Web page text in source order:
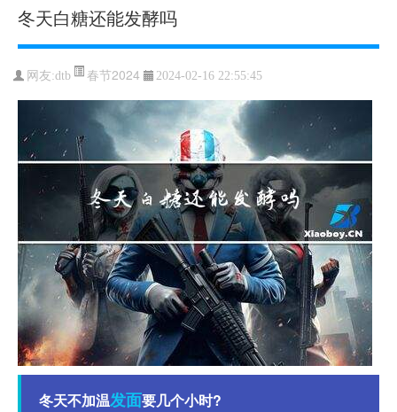
冬天白糖还能发酵吗
网友:dtb 春节2024 2024-02-16 22:55:45
冬天不加温发面要几个小时?